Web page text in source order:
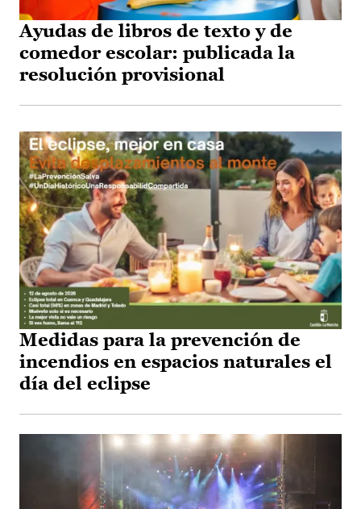
Ayudas de libros de texto y de
comedor escolar: publicada la
resolución provisional
Medidas para la prevención de
incendios en espacios naturales el
día del eclipse